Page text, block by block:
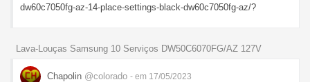
dw60c7050fg-az-14-place-settings-black-dw60c7050fg-az/?
Lava-Louças Samsung 10 Serviços DW50C6070FG/AZ 127V
Chapolin @colorado - em 17/05/2023